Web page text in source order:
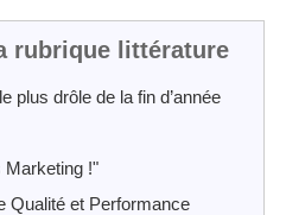
rubrique littérature
plus drôle de la fin d’année
Marketing !"
Qualité et Performance